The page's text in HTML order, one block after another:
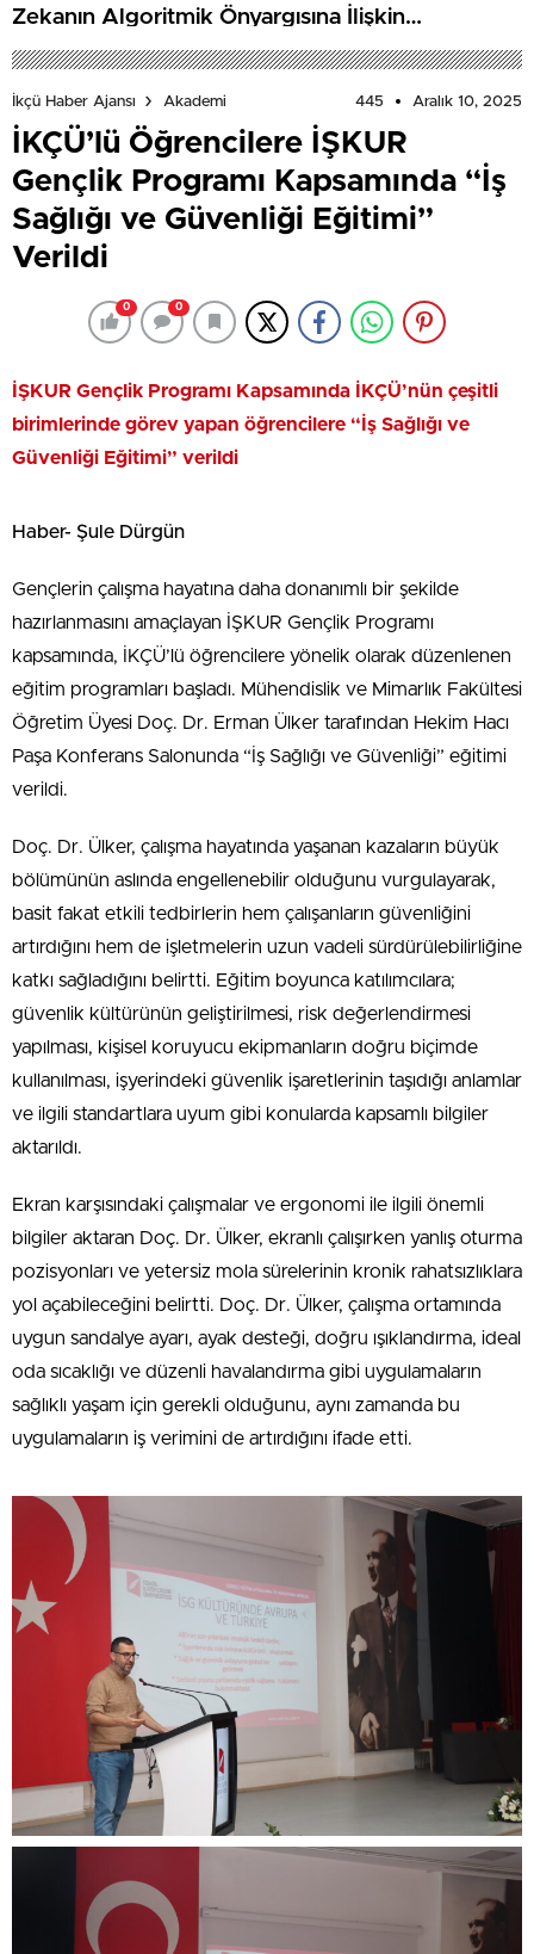
Zekanın Algoritmik Önyargısına İlişkin
Farkındalık Düzeylerini Araştıracak
İkçü Haber Ajansı Akademi 445 Aralık 10, 2025
İKÇÜ’lü Öğrencilere İŞKUR
Gençlik Programı Kapsamında “İş
Sağlığı ve Güvenliği Eğitimi”
Verildi
0 0
İŞKUR Gençlik Programı Kapsamında İKÇÜ’nün çeşitli
birimlerinde görev yapan öğrencilere “İş Sağlığı ve
Güvenliği Eğitimi” verildi
Haber- Şule Dürgün
Gençlerin çalışma hayatına daha donanımlı bir şekilde
hazırlanmasını amaçlayan İŞKUR Gençlik Programı
kapsamında, İKÇÜ’lü öğrencilere yönelik olarak düzenlenen
eğitim programları başladı. Mühendislik ve Mimarlık Fakültesi
Öğretim Üyesi Doç. Dr. Erman Ülker tarafından Hekim Hacı
Paşa Konferans Salonunda “İş Sağlığı ve Güvenliği” eğitimi
verildi.
Doç. Dr. Ülker, çalışma hayatında yaşanan kazaların büyük
bölümünün aslında engellenebilir olduğunu vurgulayarak,
basit fakat etkili tedbirlerin hem çalışanların güvenliğini
artırdığını hem de işletmelerin uzun vadeli sürdürülebilirliğine
katkı sağladığını belirtti. Eğitim boyunca katılımcılara;
güvenlik kültürünün geliştirilmesi, risk değerlendirmesi
yapılması, kişisel koruyucu ekipmanların doğru biçimde
kullanılması, işyerindeki güvenlik işaretlerinin taşıdığı anlamlar
ve ilgili standartlara uyum gibi konularda kapsamlı bilgiler
aktarıldı.
Ekran karşısındaki çalışmalar ve ergonomi ile ilgili önemli
bilgiler aktaran Doç. Dr. Ülker, ekranlı çalışırken yanlış oturma
pozisyonları ve yetersiz mola sürelerinin kronik rahatsızlıklara
yol açabileceğini belirtti. Doç. Dr. Ülker, çalışma ortamında
uygun sandalye ayarı, ayak desteği, doğru ışıklandırma, ideal
oda sıcaklığı ve düzenli havalandırma gibi uygulamaların
sağlıklı yaşam için gerekli olduğunu, aynı zamanda bu
uygulamaların iş verimini de artırdığını ifade etti.